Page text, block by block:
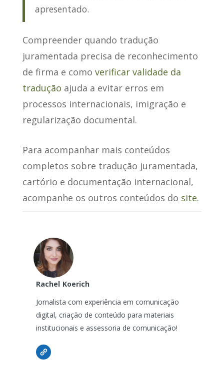
apresentado.
Compreender quando tradução
juramentada precisa de reconhecimento
de firma e como verificar validade da
tradução ajuda a evitar erros em
processos internacionais, imigração e
regularização documental.
Para acompanhar mais conteúdos
completos sobre tradução juramentada,
cartório e documentação internacional,
acompanhe os outros conteúdos do site.
Rachel Koerich
Jornalista com experiência em comunicação
digital, criação de conteúdo para materiais
institucionais e assessoria de comunicação!